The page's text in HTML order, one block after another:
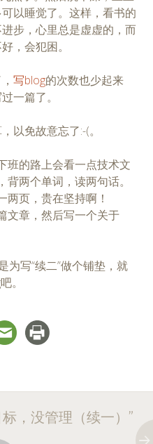
以睡觉了。这样，看书的
步，心里总是虚虚的，而
，会犯困。
写blog的次数也少起来
一篇了。
以免故意忘了:-(。
班的路上会看一点技术文
两个单词，读两句话。
两页，贵在坚持啊！
文章，然后写一个关于
为写“续二”做个铺垫，就
。
，没管理（续一） ”